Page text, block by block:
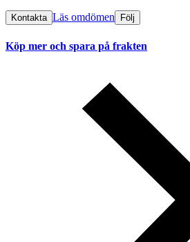
Kontakta Läs omdömen Följ
Köp mer och spara på frakten